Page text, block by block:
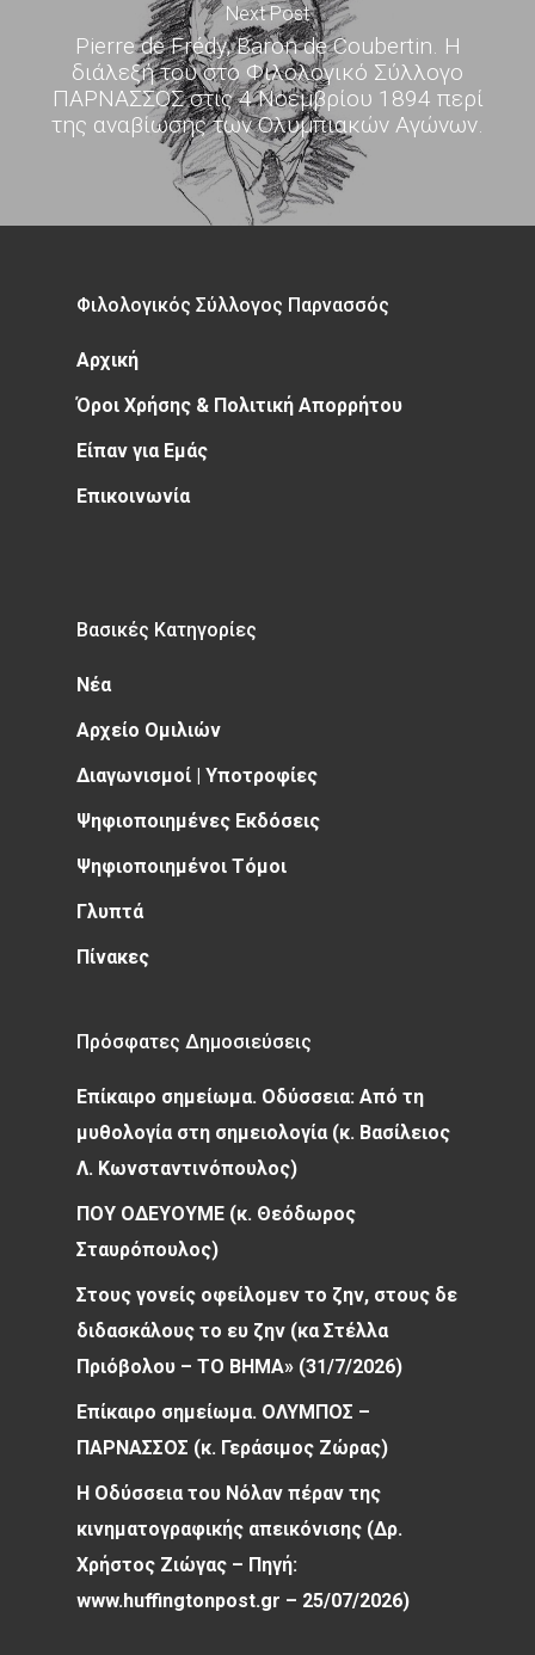
Next Post
Pierre de Frédy, Baron de Coubertin. Η
διάλεξή του στο Φιλολογικό Σύλλογο
ΠΑΡΝΑΣΣΟΣ στις 4 Νοεμβρίου 1894 περί
της αναβίωσης των Ολυμπιακών Αγώνων.
Φιλολογικός Σύλλογος Παρνασσός
Αρχική
Όροι Χρήσης & Πολιτική Απορρήτου
Είπαν για Εμάς
Επικοινωνία
Βασικές Κατηγορίες
Νέα
Αρχείο Ομιλιών
Διαγωνισμοί | Υποτροφίες
Ψηφιοποιημένες Εκδόσεις
Ψηφιοποιημένοι Τόμοι
Γλυπτά
Πίνακες
Πρόσφατες Δημοσιεύσεις
Επίκαιρο σημείωμα. Οδύσσεια: Από τη
μυθολογία στη σημειολογία (κ. Βασίλειος
Λ. Κωνσταντινόπουλος)
ΠΟΥ ΟΔΕΥΟΥΜΕ (κ. Θεόδωρος
Σταυρόπουλος)
Στους γονείς οφείλομεν το ζην, στους δε
διδασκάλους το ευ ζην (κα Στέλλα
Πριόβολου – ΤΟ ΒΗΜΑ» (31/7/2026)
Επίκαιρο σημείωμα. ΟΛΥΜΠΟΣ –
ΠΑΡΝΑΣΣΟΣ (κ. Γεράσιμος Ζώρας)
Η Οδύσσεια του Νόλαν πέραν της
κινηματογραφικής απεικόνισης (Δρ.
Χρήστος Ζιώγας – Πηγή:
www.huffingtonpost.gr – 25/07/2026)